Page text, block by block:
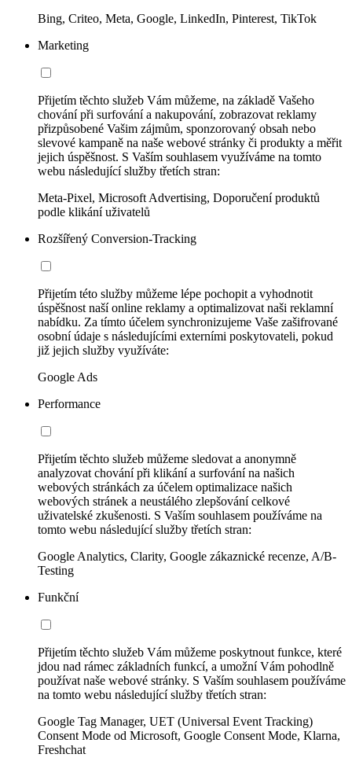
Bing, Criteo, Meta, Google, LinkedIn, Pinterest, TikTok
Marketing
Přijetím těchto služeb Vám můžeme, na základě Vašeho
chování při surfování a nakupování, zobrazovat reklamy
přizpůsobené Vašim zájmům, sponzorovaný obsah nebo
slevové kampaně na naše webové stránky či produkty a měřit
jejich úspěšnost. S Vaším souhlasem využíváme na tomto
webu následující služby třetích stran:
Meta-Pixel, Microsoft Advertising, Doporučení produktů
podle klikání uživatelů
Rozšířený Conversion-Tracking
Přijetím této služby můžeme lépe pochopit a vyhodnotit
úspěšnost naší online reklamy a optimalizovat naši reklamní
nabídku. Za tímto účelem synchronizujeme Vaše zašifrované
osobní údaje s následujícími externími poskytovateli, pokud
již jejich služby využíváte:
Google Ads
Performance
Přijetím těchto služeb můžeme sledovat a anonymně
analyzovat chování při klikání a surfování na našich
webových stránkách za účelem optimalizace našich
webových stránek a neustálého zlepšování celkové
uživatelské zkušenosti. S Vaším souhlasem používáme na
tomto webu následující služby třetích stran:
Google Analytics, Clarity, Google zákaznické recenze, A/B-
Testing
Funkční
Přijetím těchto služeb Vám můžeme poskytnout funkce, které
jdou nad rámec základních funkcí, a umožní Vám pohodlně
používat naše webové stránky. S Vaším souhlasem používáme
na tomto webu následující služby třetích stran:
Google Tag Manager, UET (Universal Event Tracking)
Consent Mode od Microsoft, Google Consent Mode, Klarna,
Freshchat